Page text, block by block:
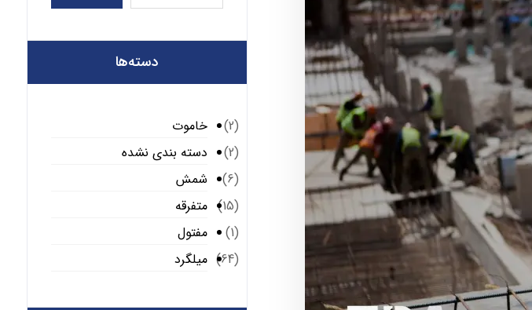
دسته‌ها
خاموت
(2)
دسته بندی نشده
(2)
شمش
(6)
متفرقه
(15)
مفتول
(1)
میلگرد
(64)